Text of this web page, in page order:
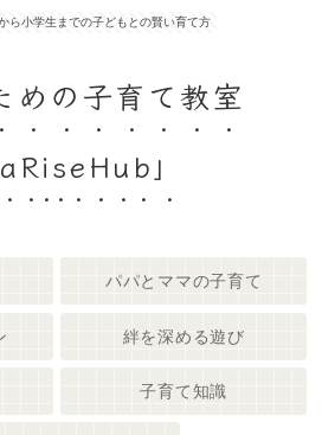
ら小学生までの子どもとの賢い育て方
めの子育て教室
」
パパとママの子育て
絆を深める遊び
子育て知識